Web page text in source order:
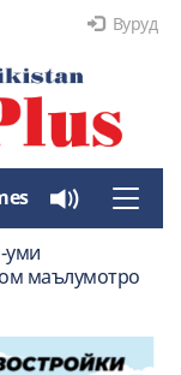
Вуруд
Toggle
уми
маълумотро